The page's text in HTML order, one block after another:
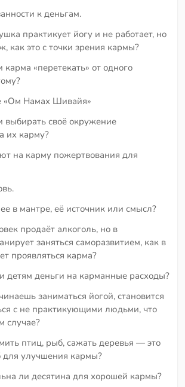
к деньгам.
практикует йогу и не работает, но
как это с точки зрения кармы?
«перетекать» от одного
«Ом Намах Шивайя»
выбирать своё окружение
их карму?
на карму пожертвования для
в мантре, её источник или смысл?
продаёт алкоголь, но в
заняться саморазвитием, как в
проявляться карма?
детям деньги на карманные расходы?
заниматься йогой, становится
с не практикующими людьми, что
случае?
птиц, рыб, сажать деревья — это
для улучшения кармы?
ли десятина для хорошей кармы?